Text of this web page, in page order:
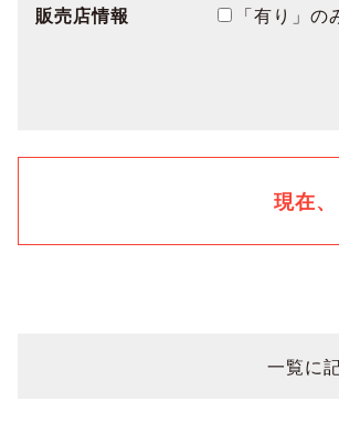
販売店情報
「有り」の
現在
一覧に